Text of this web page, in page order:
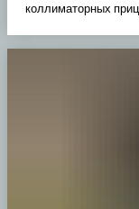
коллиматорных